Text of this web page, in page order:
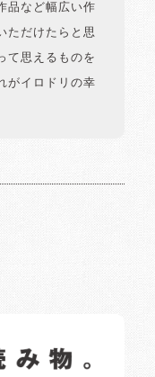
品など幅広い作
ただけたらと思
て思えるものを
がイロドリの幸